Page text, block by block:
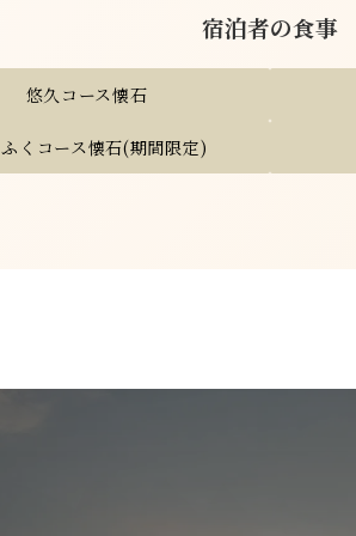
宿泊者の食事
悠久コース懐石
くコース懐石(期間限定)